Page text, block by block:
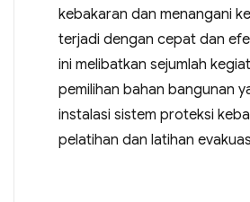
kebakaran dan menangani
terjadi dengan cepat dan
ini melibatkan sejumlah
pemilihan bahan bangunan
instalasi sistem proteksi
pelatihan dan latihan